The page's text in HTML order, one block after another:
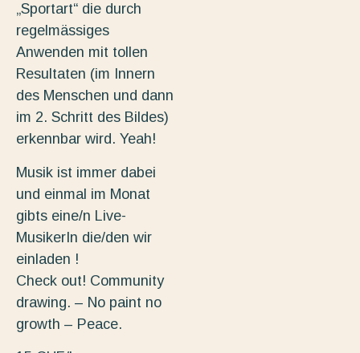
„Sportart“ die durch
regelmässiges
Anwenden mit tollen
Resultaten (im Innern
des Menschen und dann
im 2. Schritt des Bildes)
erkennbar wird. Yeah!
Musik ist immer dabei
und einmal im Monat
gibts eine/n Live-
MusikerIn die/den wir
einladen !
Check out! Community
drawing. – No paint no
growth – Peace.